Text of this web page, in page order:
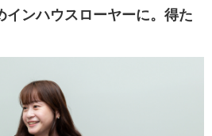
インハウスローヤーに。得た